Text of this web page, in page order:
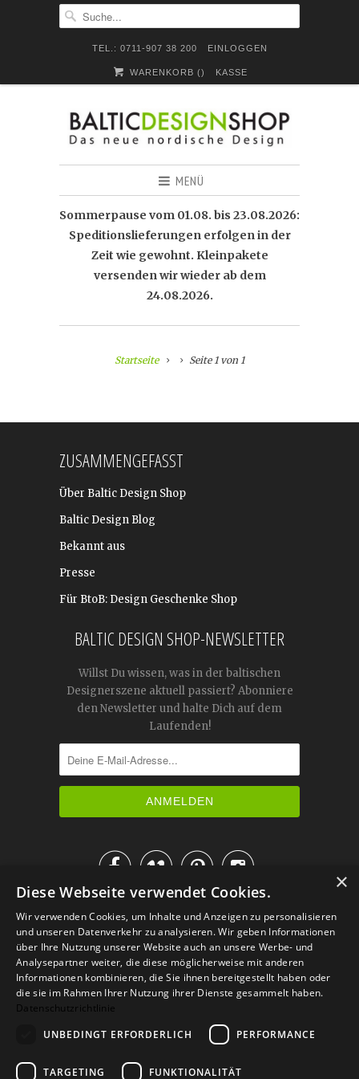
TEL.: 0711-907 38 200 EINLOGGEN
WARENKORB () KASSE
MENÜ
Sommerpause vom 01.08. bis 23.08.2026:
Speditionslieferungen erfolgen in der
Zeit wie gewohnt. Kleinpakete
versenden wir wieder ab dem
24.08.2026.
Startseite Seite 1 von 1
ZUSAMMENGEFASST
Über Baltic Design Shop
Baltic Design Blog
Bekannt aus
Presse
Für BtoB: Design Geschenke Shop
BALTIC DESIGN SHOP-NEWSLETTER
Willst Du wissen, was in der baltischen
Designerszene aktuell passiert? Abonniere
den Newsletter und halte Dich auf dem
Laufenden!

IM KATALOG BLÄTTERN
Versand Zahlarten Retoure
×
Diese Webseite verwendet Cookies.
Wir verwenden Cookies, um Inhalte und Anzeigen zu personalisieren
und unseren Datenverkehr zu analysieren. Wir geben Informationen
über Ihre Nutzung unserer Website auch an unsere Werbe- und
Analysepartner weiter, die diese möglicherweise mit anderen
Informationen kombinieren, die Sie ihnen bereitgestellt haben oder
die sie im Rahmen Ihrer Nutzung ihrer Dienste gesammelt haben.
Datenschutzrichtlinie
UNBEDINGT ERFORDERLICH
PERFORMANCE
TARGETING FUNKTIONALITÄT